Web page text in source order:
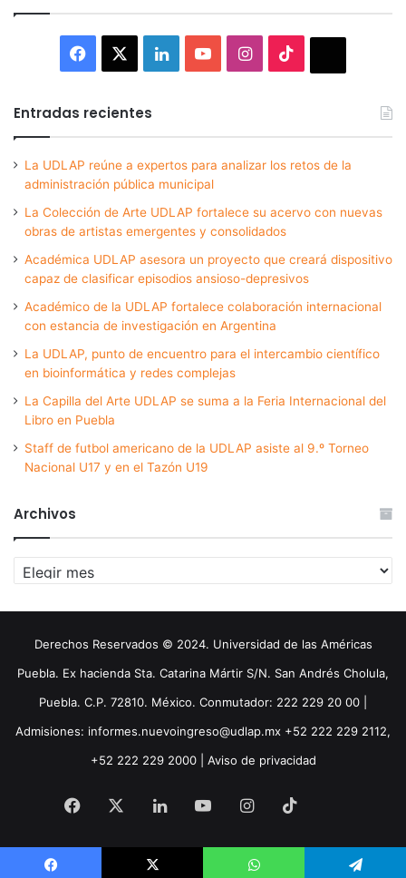
Facebook LinkedInYouTubeInstagram
Entradas recientes
La UDLAP reúne a expertos para analizar los retos de la
administración pública municipal
La Colección de Arte UDLAP fortalece su acervo con nuevas
obras de artistas emergentes y consolidados
Académica UDLAP asesora un proyecto que creará dispositivo
capaz de clasificar episodios ansioso-depresivos
Académico de la UDLAP fortalece colaboración internacional
con estancia de investigación en Argentina
La UDLAP, punto de encuentro para el intercambio científico
en bioinformática y redes complejas
La Capilla del Arte UDLAP se suma a la Feria Internacional del
Libro en Puebla
Staff de futbol americano de la UDLAP asiste al 9.º Torneo
Nacional U17 y en el Tazón U19
Archivos
Archivos
Derechos Reservados © 2024. Universidad de las Américas
Puebla. Ex hacienda Sta. Catarina Mártir S/N. San Andrés Cholula,
Puebla. C.P. 72810. México. Conmutador: 222 229 20 00 |
Admisiones: informes.nuevoingreso@udlap.mx +52 222 229 2112,
+52 222 229 2000 | Aviso de privacidad
Facebook LinkedInYouTubeInstagram